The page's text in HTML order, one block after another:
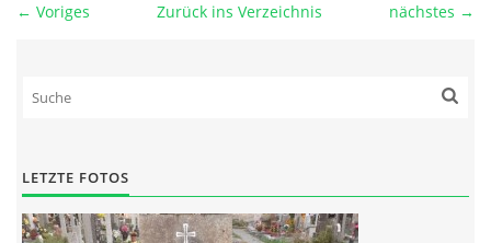
← Voriges nächstes →
Zurück ins Verzeichnis
LETZTE FOTOS